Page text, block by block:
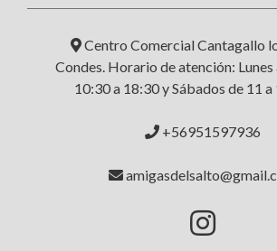
Centro Comercial Cantagallo
Condes. Horario de atención: Lunes
10:30 a 18:30 y Sábados de 11 a
+56951597936